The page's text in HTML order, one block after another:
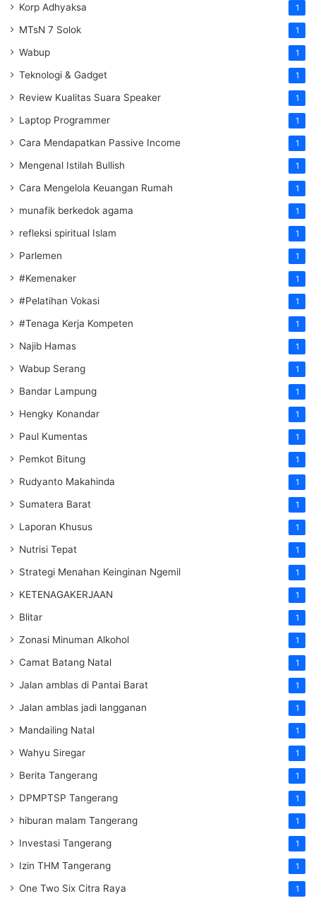
Korp Adhyaksa 1
MTsN 7 Solok 1
Wabup 1
Teknologi & Gadget 1
Review Kualitas Suara Speaker 1
Laptop Programmer 1
Cara Mendapatkan Passive Income 1
Mengenal Istilah Bullish 1
Cara Mengelola Keuangan Rumah 1
munafik berkedok agama 1
refleksi spiritual Islam 1
Parlemen 1
#Kemenaker 1
#Pelatihan Vokasi 1
#Tenaga Kerja Kompeten 1
Najib Hamas 1
Wabup Serang 1
Bandar Lampung 1
Hengky Konandar 1
Paul Kumentas 1
Pemkot Bitung 1
Rudyanto Makahinda 1
Sumatera Barat 1
Laporan Khusus 1
Nutrisi Tepat 1
Strategi Menahan Keinginan Ngemil 1
KETENAGAKERJAAN 1
Blitar 1
Zonasi Minuman Alkohol 1
Camat Batang Natal 1
Jalan amblas di Pantai Barat 1
Jalan amblas jadi langganan 1
Mandailing Natal 1
Wahyu Siregar 1
Berita Tangerang 1
DPMPTSP Tangerang 1
hiburan malam Tangerang 1
Investasi Tangerang 1
Izin THM Tangerang 1
One Two Six Citra Raya 1